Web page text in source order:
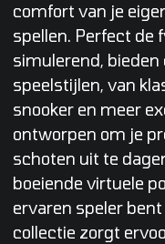
comfort van je
spellen. Perfect de
simulerend, bieden
speelstijlen, van
snooker en meer
ontworpen om je
schoten uit te
boeiende virtuele
ervaren speler
collectie zorgt